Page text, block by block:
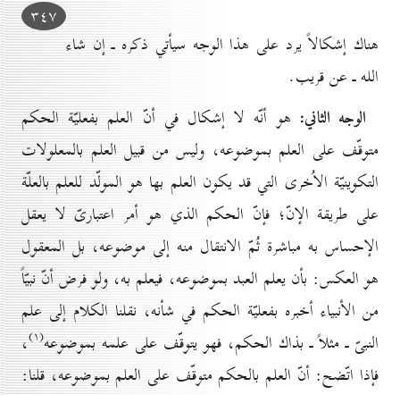
۳٤۷
هناك إشكالاً يرد على هذا الوجه سيأتي ذكره ـ إن شاء
الله ـ عن قريب.
الوجه الثاني: هو أنّه لا إشكال في أنّ العلم بفعليّة الحكم
متوقّف على العلم بموضوعه، وليس من قبيل العلم بالمعلولات
التكوينيّة الاُخرى التي قد يكون العلم بها هو المولّد للعلم بالعلّة
على طريقة الإنّ؛ فإنّ الحكم الذي هو أمر اعتبارىّ لا يعقل
الإحساس به مباشرة ثُمّ الانتقال منه إلى موضوعه، بل المعقول
هو العكس: بأن يعلم العبد بموضوعه، فيعلم به، ولو فرض أنّ نبيّاً
من الأنبياء أخبره بفعليّة الحكم في شأنه، نقلنا الكلام إلى علم
النبىّ ـ مثلاً ـ بذاك الحكم، فهو يتوقّف على علمه بموضوعه(۱) ،
فإذا اتّضح: أنّ العلم بالحكم متوقّف على العلم بموضوعه، قلنا: